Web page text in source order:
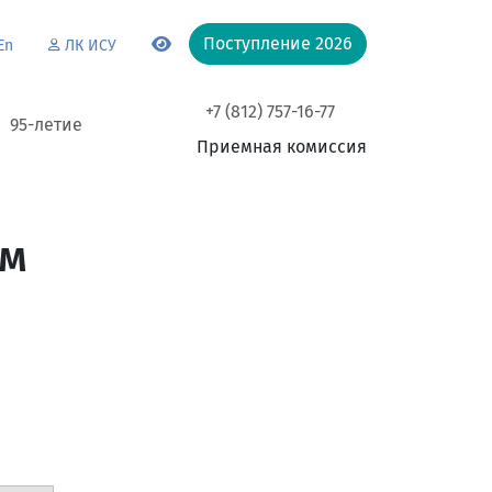
ЛК ИСУ Поступление 2026
95-летие
+7 (812) 757-16-77
Приемная комиссия